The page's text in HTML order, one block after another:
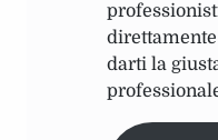
darti la